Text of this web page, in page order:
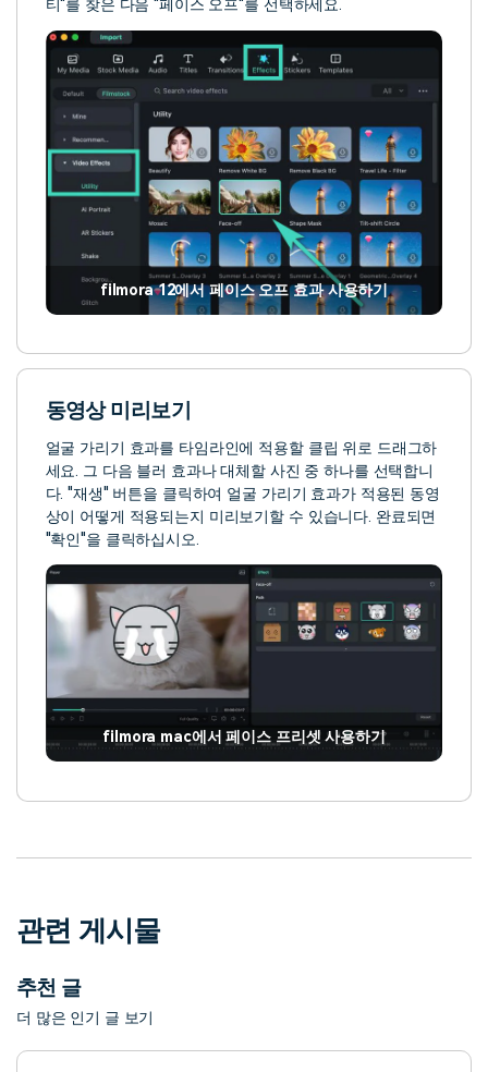
티"를 찾은 다음 "페이스 오프"를 선택하세요.
filmora 12에서 페이스 오프 효과 사용하기
동영상 미리보기
얼굴 가리기 효과를 타임라인에 적용할 클립 위로 드래그하
세요. 그 다음 블러 효과나 대체할 사진 중 하나를 선택합니
다. "재생" 버튼을 클릭하여 얼굴 가리기 효과가 적용된 동영
상이 어떻게 적용되는지 미리보기할 수 있습니다. 완료되면
"확인"을 클릭하십시오.
filmora mac에서 페이스 프리셋 사용하기
관련 게시물
추천 글
더 많은 인기 글 보기